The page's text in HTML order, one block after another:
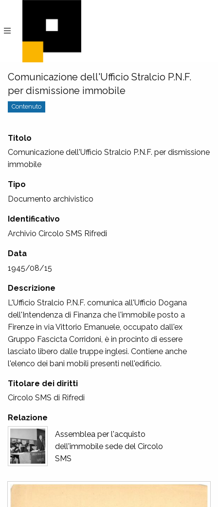
Comunità
Comunicazione dell'Ufficio Stralcio P.N.F.
per dismissione immobile
Contenuto
Titolo
Comunicazione dell'Ufficio Stralcio P.N.F. per dismissione
immobile
Tipo
Documento archivistico
Identificativo
Archivio Circolo SMS Rifredi
Data
1945/08/15
Descrizione
L'Ufficio Stralcio P.N.F. comunica all'Ufficio Dogana
dell'Intendenza di Finanza che l'immobile posto a
Firenze in via Vittorio Emanuele, occupato dall'ex
Gruppo Fascicta Corridoni, è in procinto di essere
lasciato libero dalle truppe inglesi. Contiene anche
l'elenco dei bani mobili presenti nell'edificio.
Titolare dei diritti
Circolo SMS di Rifredi
Relazione
Assemblea per l'acquisto
dell'immobile sede del Circolo
SMS